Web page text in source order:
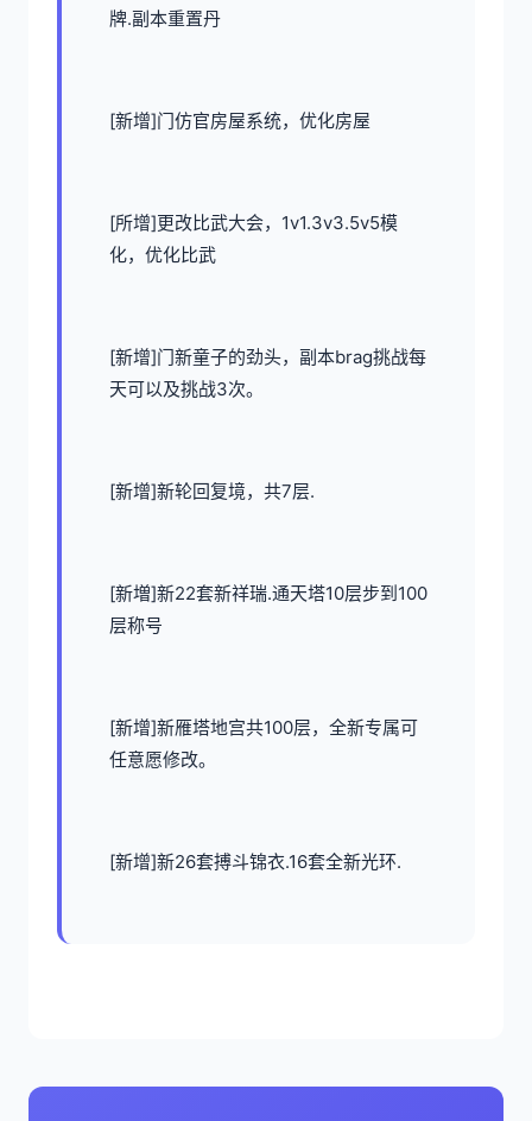
牌.副本重置丹
[新增]门仿官房屋系统，优化房屋
[所增]更改比武大会，1v1.3v3.5v5模
化，优化比武
[新增]门新童子的劲头，副本brag挑战每
天可以及挑战3次。
[新增]新轮回复境，共7层.
[新増]新22套新祥瑞.通天塔10层步到100
层称号
[新增]新雁塔地宫共100层，全新专属可
任意愿修改。
[新增]新26套搏斗锦衣.16套全新光环.